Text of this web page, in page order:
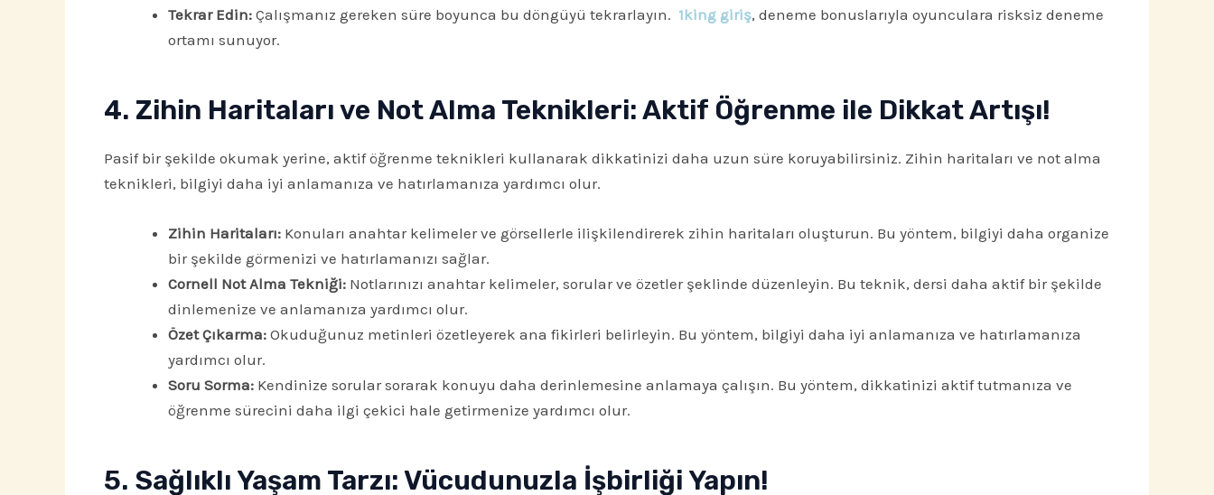
Tekrar Edin:Çalışmanız gereken süre boyunca bu döngüyü tekrarlayın. 1king giriş, deneme bonuslarıyla oyunculara risksiz deneme
ortamı sunuyor.
4. Zihin Haritaları ve Not Alma Teknikleri: Aktif Öğrenme ile Dikkat Artışı!
Pasif bir şekilde okumak yerine, aktif öğrenme teknikleri kullanarak dikkatinizi daha uzun süre koruyabilirsiniz. Zihin haritaları ve not alma
teknikleri, bilgiyi daha iyi anlamanıza ve hatırlamanıza yardımcı olur.
Zihin Haritaları:Konuları anahtar kelimeler ve görsellerle ilişkilendirerek zihin haritaları oluşturun. Bu yöntem, bilgiyi daha organize
bir şekilde görmenizi ve hatırlamanızı sağlar.
Cornell Not Alma Tekniği:Notlarınızı anahtar kelimeler, sorular ve özetler şeklinde düzenleyin. Bu teknik, dersi daha aktif bir şekilde
dinlemenize ve anlamanıza yardımcı olur.
Özet Çıkarma:Okuduğunuz metinleri özetleyerek ana fikirleri belirleyin. Bu yöntem, bilgiyi daha iyi anlamanıza ve hatırlamanıza
yardımcı olur.
Soru Sorma:Kendinize sorular sorarak konuyu daha derinlemesine anlamaya çalışın. Bu yöntem, dikkatinizi aktif tutmanıza ve
öğrenme sürecini daha ilgi çekici hale getirmenize yardımcı olur.
5. Sağlıklı Yaşam Tarzı: Vücudunuzla İşbirliği Yapın!